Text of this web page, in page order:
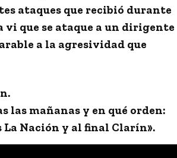
ataques que recibió durante
vi que se ataque a un dirigente
a la agresividad que
las mañanas y en qué orden:
La Nación y al final Clarín».